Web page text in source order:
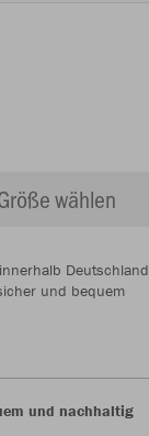
wählen
Deutschland
und bequem
und nachhaltig